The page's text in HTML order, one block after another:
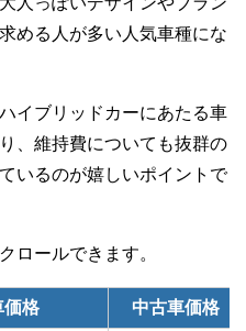
める人が多い人気車種にな
イブリッドカーにあたる車
、維持費についても抜群の
いるのが嬉しいポイントで
価格 中古車価格（